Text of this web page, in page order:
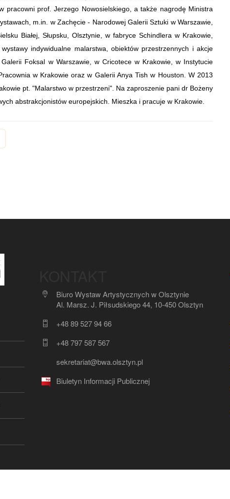
pracowni prof. Jerzego Nowosielskiego, a także nagrodę Ministra
m.in. w Zachęcie - Narodowej Galerii Sztuki w Warszawie,
Białej, Słupsku, Olsztynie, w fabryce Schindlera w Krakowie,
indywidualne malarstwa, obiektów przestrzennych i akcje
Foksal w Warszawie, w Cricotece w Krakowie, w Instytucie
w Krakowie oraz w Galerii Anya Tish w Houston. W 2013
pt. "Malarstwo w przestrzeni". Na zaproszenie pani dr Bożeny
abstrakcjonistów europejskich. Mieszka i pracuje w Krakowie.
Biuro Wystaw Artystycznych w Olsztynie
Al. Marsz. J. Piłsudskiego 44, 10-450 Olsztyn
+48 89 527 94 66
+48 797 587 567
sekretariat@bwa.olsztyn.pl
Biuletyn Informacji Publicznej